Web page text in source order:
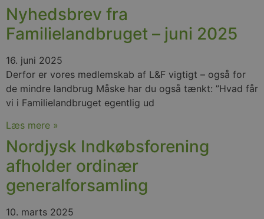
Nyhedsbrev fra
Familielandbruget – juni 2025
16. juni 2025
Derfor er vores medlemskab af L&F vigtigt – også for
de mindre landbrug Måske har du også tænkt: ”Hvad får
vi i Familielandbruget egentlig ud
Læs mere »
Nordjysk Indkøbsforening
afholder ordinær
generalforsamling
10. marts 2025